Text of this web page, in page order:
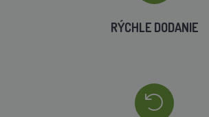
RÝCHLE DODANIE